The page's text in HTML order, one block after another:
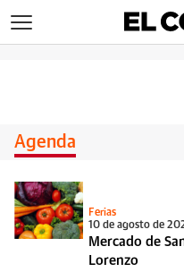
Agenda
Ferias
10 de agosto de
Mercado de
Lorenzo